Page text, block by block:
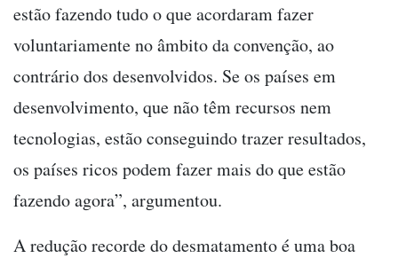
estão fazendo tudo o que acordaram fazer
voluntariamente no âmbito da convenção, ao
contrário dos desenvolvidos. Se os países em
desenvolvimento, que não têm recursos nem
tecnologias, estão conseguindo trazer resultados,
os países ricos podem fazer mais do que estão
fazendo agora”, argumentou.
A redução recorde do desmatamento é uma boa